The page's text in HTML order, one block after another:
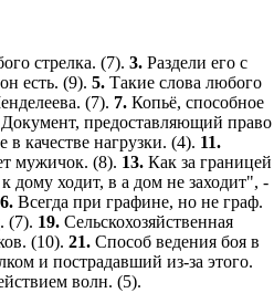
стрелка. (7). 3. Раздели его с
есть. (9). 5. Такие слова любого
(7). 7. Копьё, способное
Документ, предоставляющий право
качестве нагрузки. (4). 11.
мужичок. (8). 13. Как за границей
дому ходит, в а дом не заходит", -
Всегда при графине, но не граф.
(7). 19. Сельскохозяйственная
(10). 21. Способ ведения боя в
и пострадавший из-за этого.
волн. (5).